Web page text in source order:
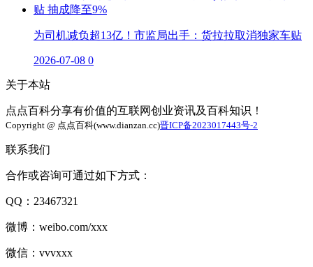
为司机减负超13亿！市监局出手：货拉拉取消独家车贴
2026-07-08 0
关于本站
点点百科分享有价值的互联网创业资讯及百科知识！
Copyright @ 点点百科(www.dianzan.cc)晋ICP备2023017443号-2
联系我们
合作或咨询可通过如下方式：
QQ：23467321
微博：weibo.com/xxx
微信：vvvxxx